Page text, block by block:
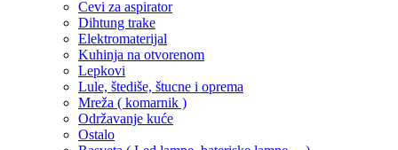
Cevi za aspirator
Dihtung trake
Elektromaterijal
Kuhinja na otvorenom
Lepkovi
Lule, štediše, štucne i oprema
Mreža ( komarnik )
Održavanje kuće
Ostalo